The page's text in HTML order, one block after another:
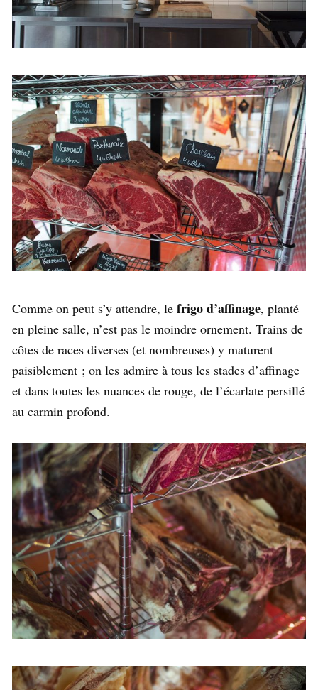
Comme on peut s’y attendre, le frigo d’affinage, planté
en pleine salle, n’est pas le moindre ornement. Trains de
côtes de races diverses (et nombreuses) y maturent
paisiblement ; on les admire à tous les stades d’affinage
et dans toutes les nuances de rouge, de l’écarlate persillé
au carmin profond.